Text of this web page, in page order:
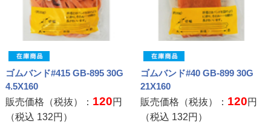
ゴムバンド#415 GB-895 30G
4.5X160
販売価格（税抜）： 120円
（税込 132円）
ゴムバンド#40 GB-899 30G
21X160
販売価格（税抜）： 120円
（税込 132円）